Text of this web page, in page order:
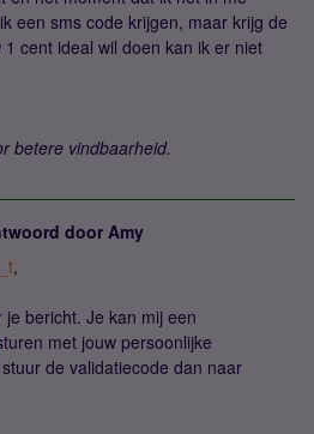
een sms code krijgen, maar krijg de
cent ideal wil doen kan ik er niet
betere vindbaarheid.
door Amy
,
je bericht. Je kan mij een
met jouw persoonlijke
de validatiecode dan naar